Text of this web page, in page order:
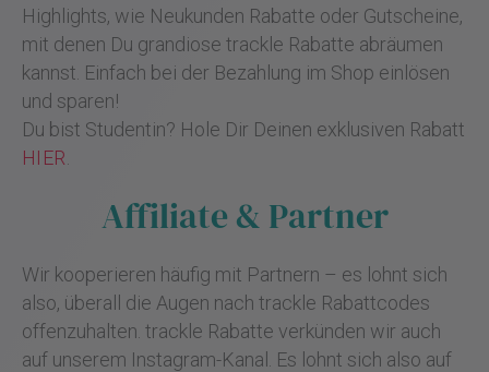
Highlights, wie Neukunden Rabatte oder Gutscheine,
mit denen Du grandiose trackle Rabatte abräumen
kannst. Einfach bei der Bezahlung im Shop einlösen
und sparen!
Du bist Studentin? Hole Dir Deinen exklusiven Rabatt
HIER
Affiliate & Partner
Wir kooperieren häufig mit Partnern – es lohnt sich
also, überall die Augen nach trackle Rabattcodes
offenzuhalten. trackle Rabatte verkünden wir auch
auf unserem Instagram-Kanal. Es lohnt sich also auf